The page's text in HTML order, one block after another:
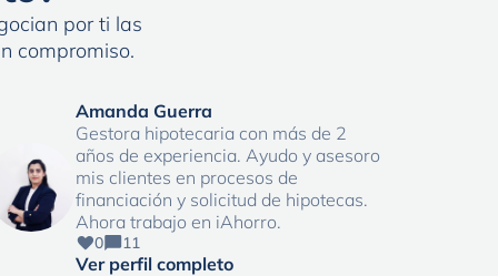
por ti las
compromiso.
Amanda Guerra
Gestora hipotecaria con más de 2
años de experiencia. Ayudo y asesoro
mis clientes en procesos de
financiación y solicitud de hipotecas.
Ahora trabajo en iAhorro.
0 11
Ver perfil completo